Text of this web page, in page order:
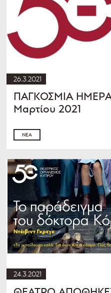
26.3.2021
ΠΑΓΚΟΣΜΙΑ
Μαρτίου 2021
ΝΈΑ
24.3.2021